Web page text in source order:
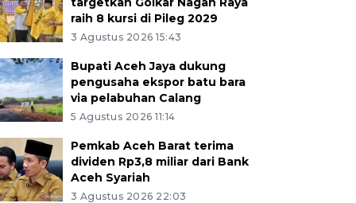
raih 8 kursi di Pileg 2029
3 Agustus 2026 15:43
Bupati Aceh Jaya dukung
pengusaha ekspor batu bara
via pelabuhan Calang
5 Agustus 2026 11:14
Pemkab Aceh Barat terima
dividen Rp3,8 miliar dari Bank
Aceh Syariah
3 Agustus 2026 22:03